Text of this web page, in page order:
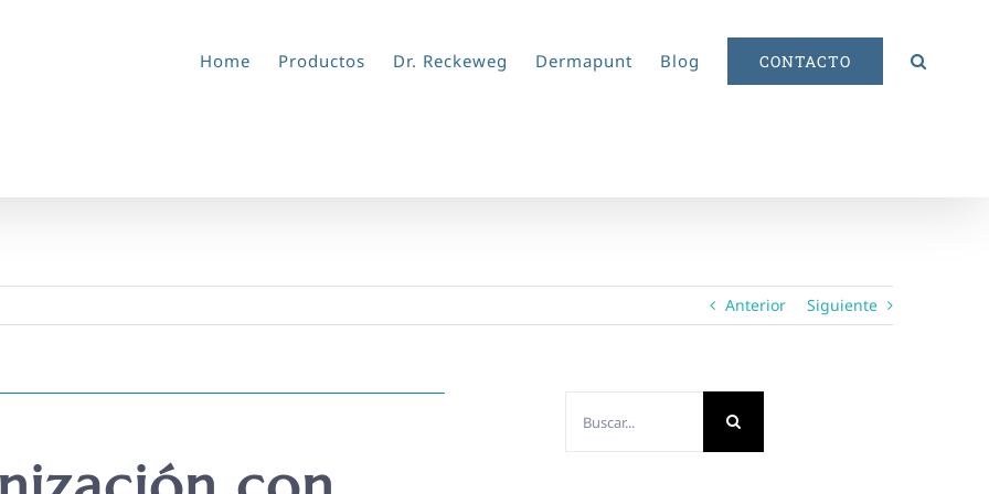
Home Productos Dr. Reckeweg Dermapunt Blog CONTACTO
Anterior Siguiente